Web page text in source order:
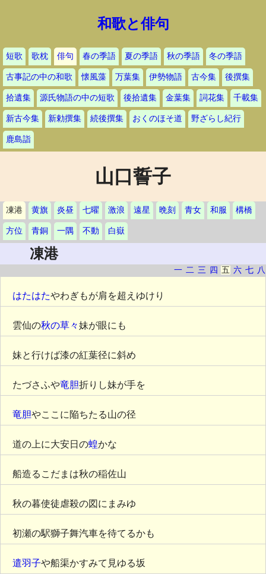
和歌と俳句
短歌 歌枕 俳句 春の季語 夏の季語 秋の季語 冬の季語
古事記の中の和歌 懐風藻 万葉集 伊勢物語 古今集 後撰集
拾遺集 源氏物語の中の短歌 後拾遺集 金葉集 詞花集 千載集
新古今集 新勅撰集 続後撰集 おくのほそ道 野ざらし紀行
鹿島詣
山口誓子
凍港 黄旗 炎昼 七曜 激浪 遠星 晩刻 青女 和服 構橋
方位 青銅 一隅 不動 白嶽
凍港
一 二 三 四 五 六 七 八
はたはたやわぎもが肩を超えゆけり
雲仙の秋の草々妹が眼にも
妹と行けば漆の紅葉径に斜め
たづさふや竜胆折りし妹が手を
竜胆やここに陥ちたる山の径
道の上に大安日の蝗かな
船造るこだまは秋の稲佐山
秋の暮使徒虐殺の図にまみゆ
初瀬の駅獅子舞汽車を待てるかも
遣羽子や船渠かすみて見ゆる坂